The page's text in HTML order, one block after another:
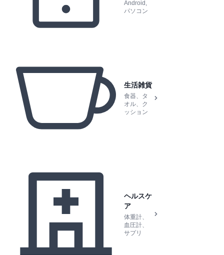
Android,
パソコン
生活雑貨
食器、タ
オル、ク
ッション
ヘルスケ
ア
体重計、
血圧計、
サプリ